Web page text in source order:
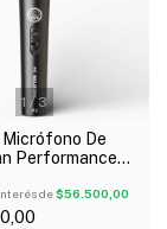
1 /3
Micrófono De
Performance
de$56.500,00